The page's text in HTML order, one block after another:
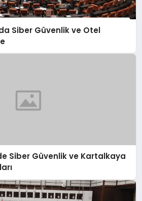
Siber Güvenlik ve Otel
Siber Güvenlik ve Kartalkaya